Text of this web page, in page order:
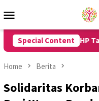
to
Menu
Special Content
Restart HP Tanpa Tombol
Home Berita
Solidaritas